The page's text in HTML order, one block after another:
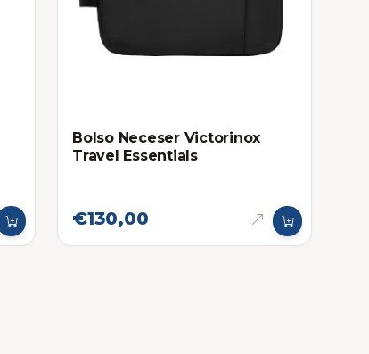
Bolso Neceser Victorinox
Travel Essentials
€130,00